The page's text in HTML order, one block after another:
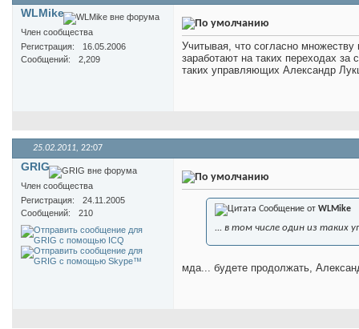
WLMike
Член сообщества
Регистрация
16.05.2006
Сообщений
2,209
Учитывая, что согласно
заработают на таких переходах
таких управляющих Александр
25.02.2011, 22:07
GRIG
Член сообщества
Регистрация
24.11.2005
Сообщений
210 Сообщение от WLMike
... в том числе один из таких
мда... будете продолжать,